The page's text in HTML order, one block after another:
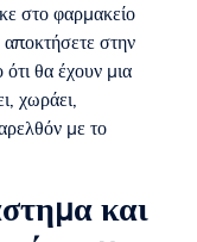
στο φαρμακείο
αποκτήσετε στην
θα έχουν μια
χωράει,
με το
και